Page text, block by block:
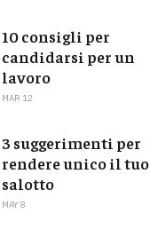
10 consigli per
candidarsi per un
lavoro
MAR 12
3 suggerimenti per
rendere unico il tuo
salotto
MAY 8